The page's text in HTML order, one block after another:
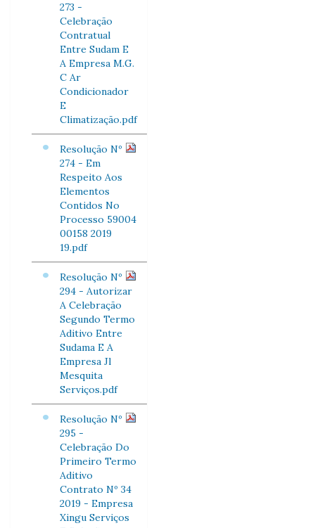
273 -
Celebração
Contratual
Entre Sudam E
A Empresa M.G.
C Ar
Condicionador
E
Climatização.pdf
Resolução Nº
274 - Em
Respeito Aos
Elementos
Contidos No
Processo 59004
00158 2019
19.pdf
Resolução Nº
294 - Autorizar
A Celebração
Segundo Termo
Aditivo Entre
Sudama E A
Empresa Jl
Mesquita
Serviços.pdf
Resolução Nº
295 -
Celebração Do
Primeiro Termo
Aditivo
Contrato Nº 34
2019 - Empresa
Xingu Serviços